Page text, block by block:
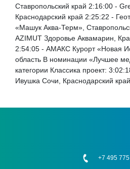
Ставропольский край 2:16:00 -
Краснодарский край 2:25:22 -
«Машук Аква-Терм»,
AZIMUT Здоровье Аквамарин,
2:54:05 - АМАКС Курорт «Новая
область В номинации «Лучшее
категории Классика проект:
Ивушка Сочи, Краснодарский край
+7 495